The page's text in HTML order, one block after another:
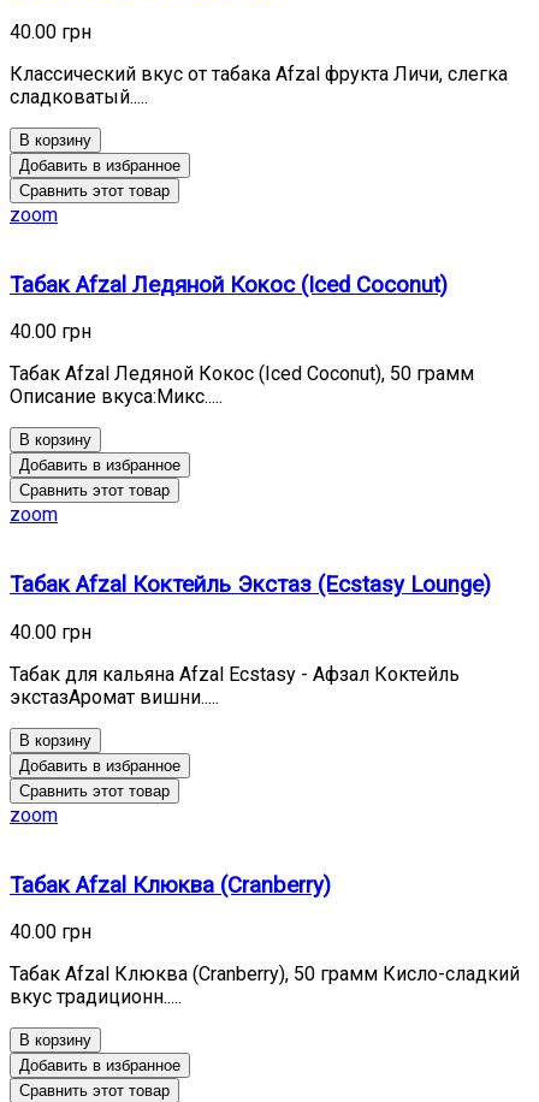
40.00 грн
Классический вкус от табака Afzal фрукта Личи, слегка
сладковатый.....
В корзину
Добавить в избранное
Сравнить этот товар
zoom
Табак Afzal Ледяной Кокос (Iced Coconut)
40.00 грн
Табак Afzal Ледяной Кокос (Iced Coconut), 50 грамм
Описание вкуса:Микс.....
В корзину
Добавить в избранное
Сравнить этот товар
zoom
Табак Afzal Коктейль Экстаз (Ecstasy Lounge)
40.00 грн
Табак для кальяна Afzal Ecstasy - Афзал Коктейль
экстазАромат вишни.....
В корзину
Добавить в избранное
Сравнить этот товар
zoom
Табак Afzal Клюква (Cranberry)
40.00 грн
Табак Afzal Клюква (Cranberry), 50 грамм Кисло-сладкий
вкус традиционн.....
В корзину
Добавить в избранное
Сравнить этот товар